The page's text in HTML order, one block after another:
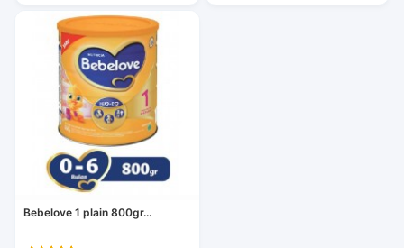
Bebelove 1 plain 800gr...